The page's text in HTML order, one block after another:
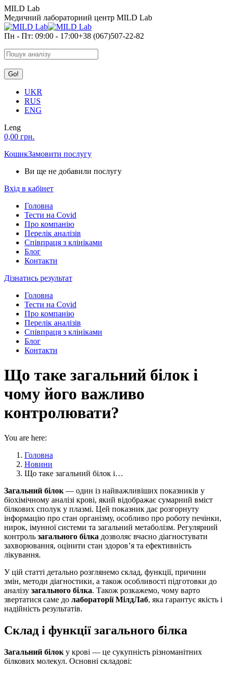
Skip
to
content
MILD Lab
Медичний лабораторний центр MILD Lab
Пн - Пт: 09:00 - 17:00+38 (067)507-22-82
Search:
UKR
RUS
ENG
Leng
0,00 грн.
КошикЗамовити послугу
Ви ще не добавили послугу
Вхід в кабінет
Головна
Тести на Covid
Про компанію
Перелік аналізів
Співпраця з клініками
Блог
Контакти
Дізнатись результат
Головна
Тести на Covid
Про компанію
Перелік аналізів
Співпраця з клініками
Блог
Контакти
Що таке загальний білок і
чому його важливо
контролювати?
You are here:
Головна
Новини
Що таке загальний білок і…
Загальний білок — один із найважливіших показників у
біохімічному аналізі крові, який відображає сумарний вміст
білкових сполук у плазмі. Цей показник дає розгорнуту
інформацію про стан організму, особливо про роботу печінки,
нирок, імунної системи та загальний метаболізм. Регулярний
контроль загального білка дозволяє вчасно діагностувати
захворювання, оцінити стан здоров’я та ефективність
лікування.
У цій статті детально розглянемо склад, функції, причини
змін, методи діагностики, а також особливості підготовки до
аналізу загального білка. Також розкажемо, чому варто
звертатися саме до лабораторії МілдЛаб, яка гарантує якість і
надійність результатів.
Склад і функції загального білка
Загальний білок у крові — це сукупність різноманітних
білкових молекул. Основні складові: